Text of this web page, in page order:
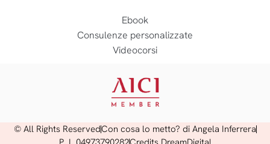
Ebook
Consulenze personalizzate
Videocorsi
© All Rights ReservedCon cosa lo metto? di Angela Inferrera